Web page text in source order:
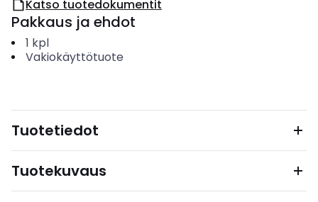
Katso tuotedokumentit
Pakkaus ja ehdot
1 kpl
Vakiokäyttötuote
Tuotetiedot
Tuotekuvaus